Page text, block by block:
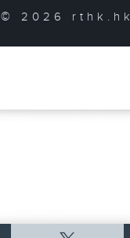
© 2026 rthk.hk